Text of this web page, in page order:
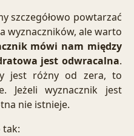
szczegółowo powtarzać
wyznaczników, ale warto
mówi nam między
jest odwracalna.
jest różny od zera, to
Jeżeli wyznacznik jest
nie istnieje.
tak: